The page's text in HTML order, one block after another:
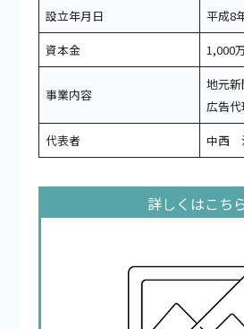
設立年月日
平成8
資本金
1,000
事業内容
地元
広告代
代表者
中西